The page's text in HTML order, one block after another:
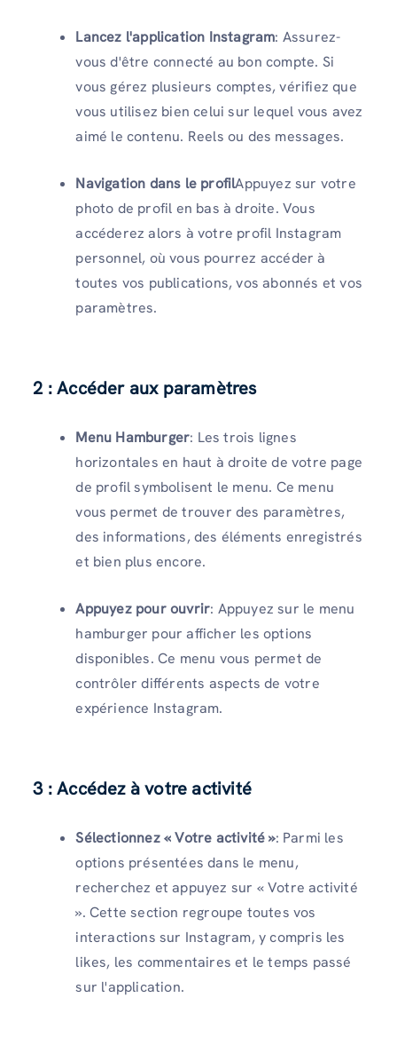
Lancez l'application Instagram: Assurez-
vous d'être connecté au bon compte. Si
vous gérez plusieurs comptes, vérifiez que
vous utilisez bien celui sur lequel vous avez
aimé le contenu. Reels ou des messages.
Navigation dans le profilAppuyez sur votre
photo de profil en bas à droite. Vous
accéderez alors à votre profil Instagram
personnel, où vous pourrez accéder à
toutes vos publications, vos abonnés et vos
paramètres.
2 : Accéder aux paramètres
Menu Hamburger: Les trois lignes
horizontales en haut à droite de votre page
de profil symbolisent le menu. Ce menu
vous permet de trouver des paramètres,
des informations, des éléments enregistrés
et bien plus encore.
Appuyez pour ouvrir: Appuyez sur le menu
hamburger pour afficher les options
disponibles. Ce menu vous permet de
contrôler différents aspects de votre
expérience Instagram.
3 : Accédez à votre activité
Sélectionnez « Votre activité »: Parmi les
options présentées dans le menu,
recherchez et appuyez sur « Votre activité
». Cette section regroupe toutes vos
interactions sur Instagram, y compris les
likes, les commentaires et le temps passé
sur l'application.